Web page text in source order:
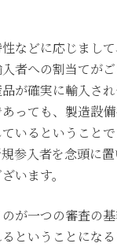
などに応じまし
者への割当てがご
が確実に輸入さ
っても、製造設
いるということで
参入者を念頭に置
います。
一つの審査の基
ということにな